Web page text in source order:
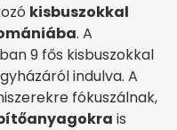
kisbuszokkal
. A
9 fős kisbuszokkal
indulva. A
fókuszálnak,
is